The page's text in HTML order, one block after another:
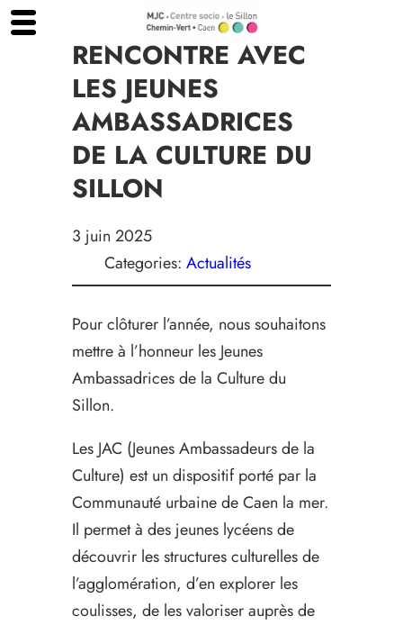
Aller
RENCONTRE AVEC
LES JEUNES
AMBASSADRICES
DE LA CULTURE DU
SILLON
3 juin 2025
Categories: Actualités
Pour clôturer l’année, nous souhaitons
mettre à l’honneur les Jeunes
Ambassadrices de la Culture du
Sillon.
Les JAC (Jeunes Ambassadeurs de la
Culture) est un dispositif porté par la
Communauté urbaine de Caen la mer.
Il permet à des jeunes lycéens de
découvrir les structures culturelles de
l’agglomération, d’en explorer les
coulisses, de les valoriser auprès de